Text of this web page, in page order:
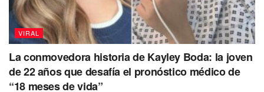
VIRAL
La conmovedora historia de Kayley Boda: la joven
de 22 años que desafía el pronóstico médico de
“18 meses de vida”